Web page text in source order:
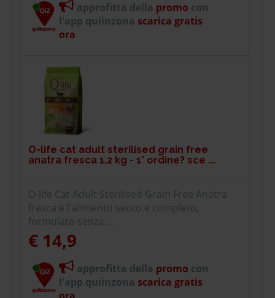
approfitta della promo con
l'app quiinzona scarica gratis
ora
O-life cat adult sterilised grain free
anatra fresca 1,2 kg - 1° ordine? sce ...
O-life Cat Adult Sterilised Grain Free Anatra
fresca è l'alimento secco e completo,
formulato senza ...
€ 14,9
approfitta della promo con
l'app quiinzona scarica gratis